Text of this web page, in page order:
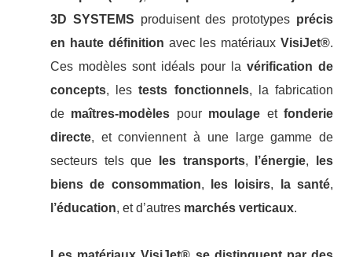
3D SYSTEMS produisent des prototypes précis
en haute définition avec les matériauxVisiJet®.
Ces modèles sont idéals pour lavérification de
concepts, lestests fonctionnels, la fabrication
de maîtres-modèles pour moulage etfonderie
directe, et conviennent à une large gamme de
secteurs tels que
les transports, l’énergie,
les
biens de consommation, les loisirs, la santé,
l’éducation, et d’autres marchés verticaux.